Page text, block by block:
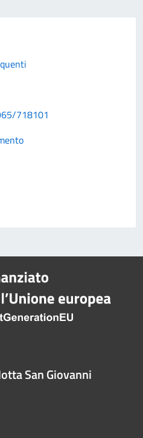
718101
San Giovanni